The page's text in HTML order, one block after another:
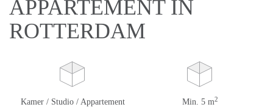
APPARTEMENT IN
ROTTERDAM
Kamer / Studio / Appartement Min. 5 m2